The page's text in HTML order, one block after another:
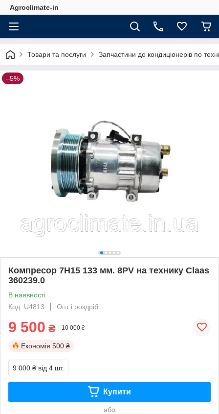
Agroclimate-in
Товари та послуги Запчастини до кондиціонерів по
–5%
Компресор 7H15 133 мм. 8PV на технику Claas
360239.0
В наявності
Код: U4813
Опт і роздріб
9 500 ₴ 10 000 ₴
Економія 500 ₴
9 000 ₴ від 4 шт.
Купити
або